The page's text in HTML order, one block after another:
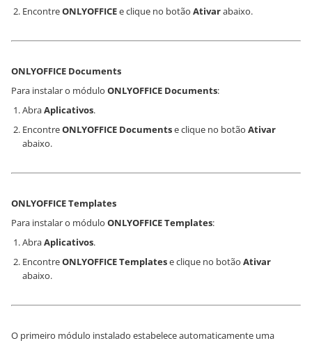
EncontreONLYOFFICEe clique no botão Ativarabaixo.
ONLYOFFICE Documents
Para instalar o módulo ONLYOFFICE Documents:
AbraAplicativos.
EncontreONLYOFFICE Documentse clique no botão Ativar
abaixo.
ONLYOFFICE Templates
Para instalar o módulo ONLYOFFICE Templates:
AbraAplicativos.
EncontreONLYOFFICE Templatese clique no botão Ativar
abaixo.
O primeiro módulo instalado estabelece automaticamente uma